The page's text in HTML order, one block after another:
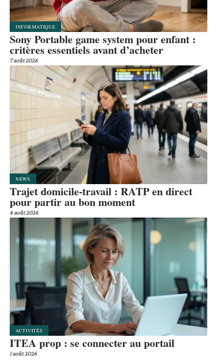
INFORMATIQUE
Sony Portable game system pour enfant :
critères essentiels avant d’acheter
7 août 2026
NEWS
Trajet domicile-travail : RATP en direct
pour partir au bon moment
4 août 2026
ACTIVITÉS
ITEA prop : se connecter au portail
1 août 2026